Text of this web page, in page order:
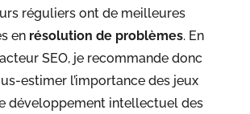
réguliers ont de meilleures
en résolution de problèmes. En
SEO, je recommande donc
estimer l’importance des jeux
développement intellectuel des